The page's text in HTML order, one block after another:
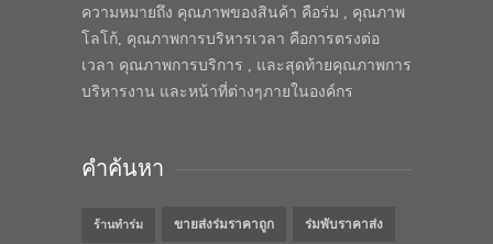
ความหมายถึง คุณภาพของสินค้า คือร่ม , คุณภาพ
โลโก้, คุณภาพการบริหารเวลา คือการตรงต่อ
เวลา คุณภาพการบริการ , และสุดท้ายคุณภาพการ
บริหารงาน และหน้าที่ต่างๆภายในองค์กร
คำค้นหา
ร้านทำร่ม ขายส่งร่มราคาถูก ร่มพับราคาส่ง